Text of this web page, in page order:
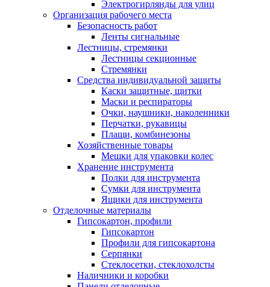
Электрогирлянды для улиц
Организация рабочего места
Безопасность работ
Ленты сигнальные
Лестницы, стремянки
Лестницы секционные
Стремянки
Средства индивидуальной защиты
Каски защитные, щитки
Маски и респираторы
Очки, наушники, наколенники
Перчатки, рукавицы
Плащи, комбинезоны
Хозяйственные товары
Мешки для упаковки колес
Хранение инструмента
Полки для инструмента
Сумки для инструмента
Ящики для инструмента
Отделочные материалы
Гипсокартон, профили
Гипсокартон
Профили для гипсокартона
Серпянки
Стеклосетки, стеклохолсты
Наличники и коробки